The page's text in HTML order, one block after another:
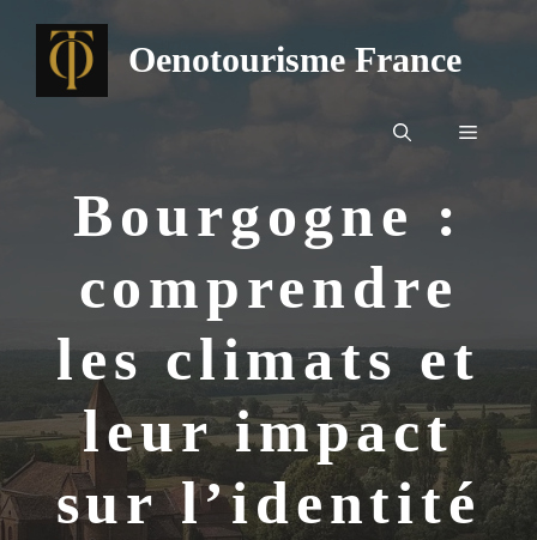
contenu
Oenotourisme France
Menu
Bourgogne :
comprendre
les climats et
leur impact
sur l’identité